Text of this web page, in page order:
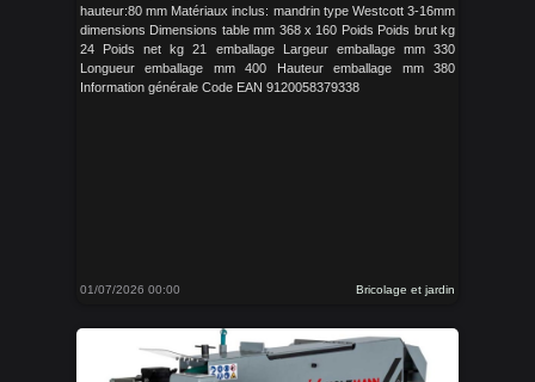
hauteur:80 mm Matériaux inclus: mandrin type Westcott 3-16mm
dimensions Dimensions table mm 368 x 160 Poids Poids brut kg
24 Poids net kg 21 emballage Largeur emballage mm 330
Longueur emballage mm 400 Hauteur emballage mm 380
Information générale Code EAN 9120058379338
01/07/2026 00:00 Bricolage et jardin